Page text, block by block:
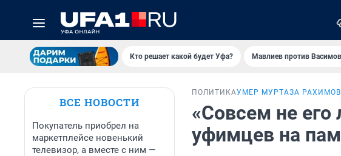
Кто решает какой будет Уфа? Мавлиев против
ВСЕ НОВОСТИ
Покупатель приобрел на
маркетплейсе новенький
телевизор, а вместе с ним —
ПОЛИТИКАУМЕР МУРТАЗА РАХИМОВ
«Совсем не
уфимцев на